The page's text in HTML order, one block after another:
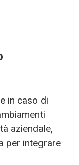
in caso di
aziendale,
per integrare